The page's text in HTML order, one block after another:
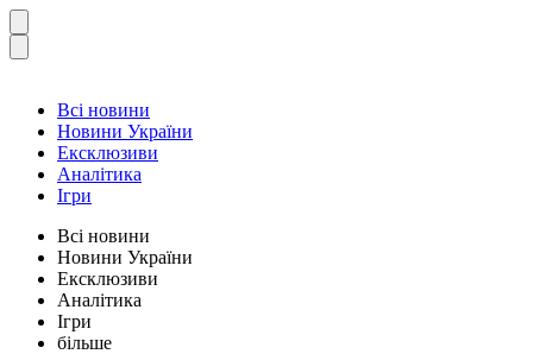
Всі новини
Новини України
Ексклюзиви
Аналітика
Ігри
Всі новини
Новини України
Ексклюзиви
Аналітика
Ігри
більше